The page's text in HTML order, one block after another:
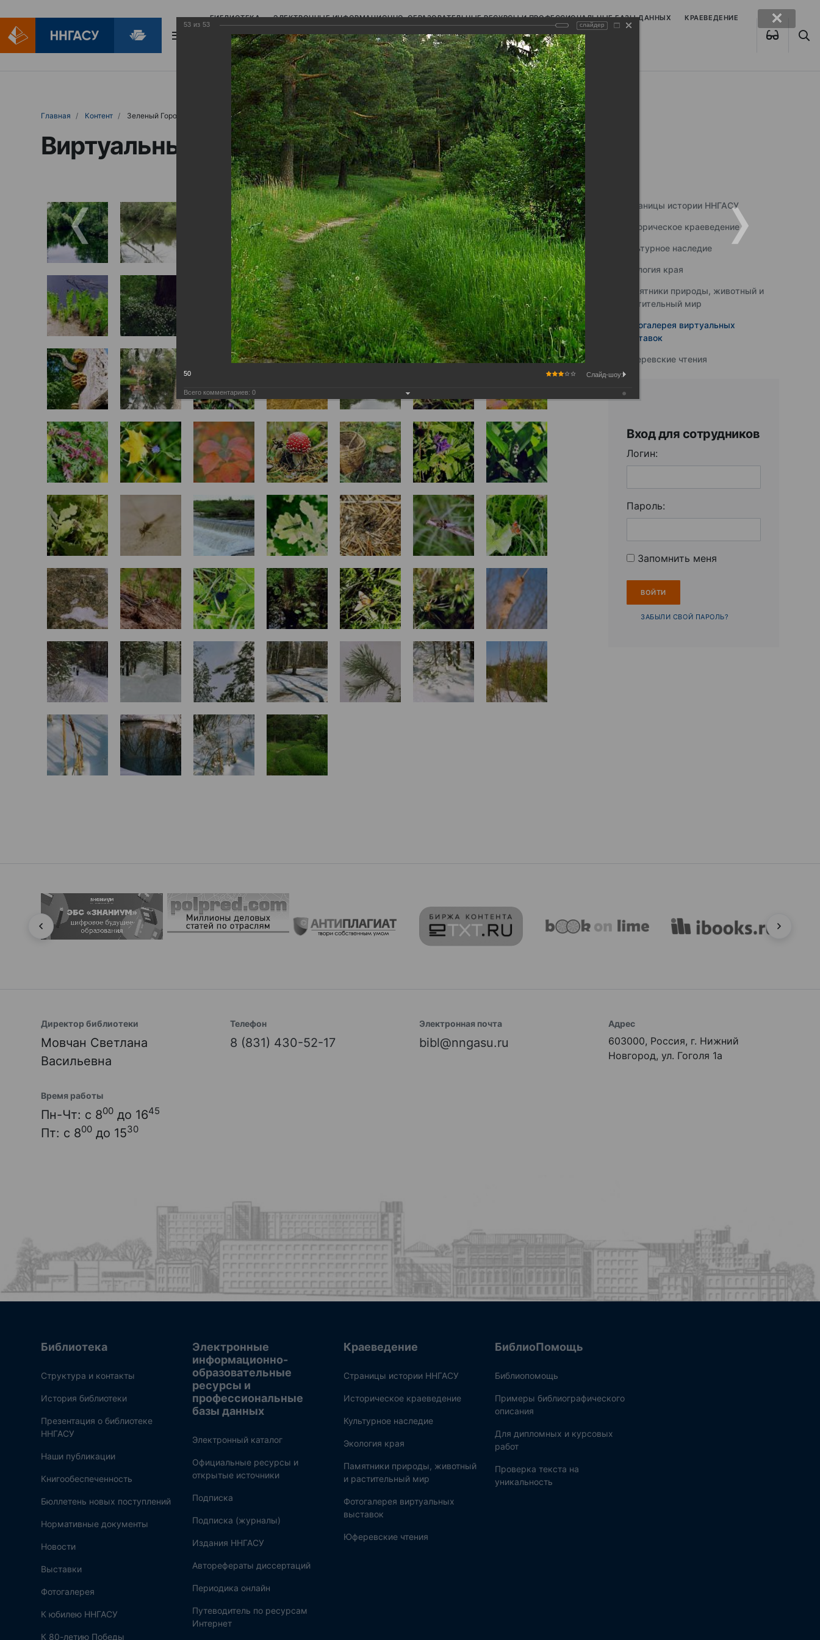
БИБЛИОТЕКА ЭЛЕКТРОННЫЕ ИНФОРМАЦИОННО-ОБРАЗОВАТЕЛЬНЫЕ РЕСУРСЫ И ПРОФЕССИОНАЛЬНЫЕ БАЗЫ ДАННЫХ КРАЕВЕДЕНИЕ
БИБЛИОПОМОЩЬ
Главная Контент Зеленый Город
Виртуальные выставки (фотоальбомы)
Страницы истории ННГАСУ
Историческое краеведение
Культурное наследие
Экология края
Памятники природы, животный и
растительный мир
Фотогалерея виртуальных
выставок
Юферевские чтения
Вход для сотрудников
Логин:
Пароль:
Запомнить меня
ЗАБЫЛИ СВОЙ ПАРОЛЬ?
Директор библиотеки
Мовчан Светлана
Васильевна
Телефон
8 (831) 430-52-17
Электронная почта
bibl@nngasu.ru
Адрес
603000, Россия, г. Нижний
Новгород, ул. Гоголя 1а
Время работы
Пн-Чт: с 800 до 1645
Пт: с 800 до 1530
Библиотека
Структура и контакты
История библиотеки
Презентация о библиотеке
ННГАСУ
Наши публикации
Книгообеспеченность
Бюллетень новых поступлений
Нормативные документы
Новости
Выставки
Фотогалерея
К юбилею ННГАСУ
К 80-летию Победы
Электронные
информационно-
образовательные
ресурсы и
профессиональные
базы данных
Электронный каталог
Официальные ресурсы и
открытые источники
Подписка
Подписка (журналы)
Издания ННГАСУ
Авторефераты диссертаций
Периодика онлайн
Путеводитель по ресурсам
Интернет
Краеведение
Страницы истории ННГАСУ
Историческое краеведение
Культурное наследие
Экология края
Памятники природы, животный
и растительный мир
Фотогалерея виртуальных
выставок
Юферевские чтения
БиблиоПомощь
Библиопомощь
Примеры библиографического
описания
Для дипломных и курсовых
работ
Проверка текста на
уникальность
53 из 53 слайдер
50 Слайд-шоу:
Всего комментариев: 0